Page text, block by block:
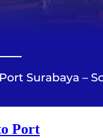
Port